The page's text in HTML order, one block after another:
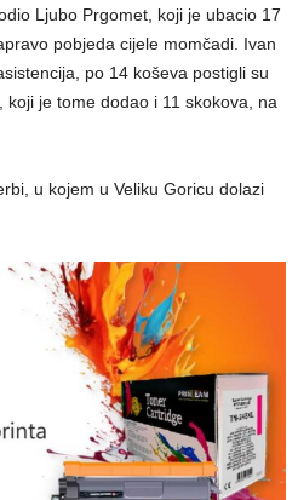
Ljubo Prgomet, koji je ubacio 17
pobjeda cijele momčadi. Ivan
po 14 koševa postigli su
je tome dodao i 11 skokova, na
u kojem u Veliku Goricu dolazi